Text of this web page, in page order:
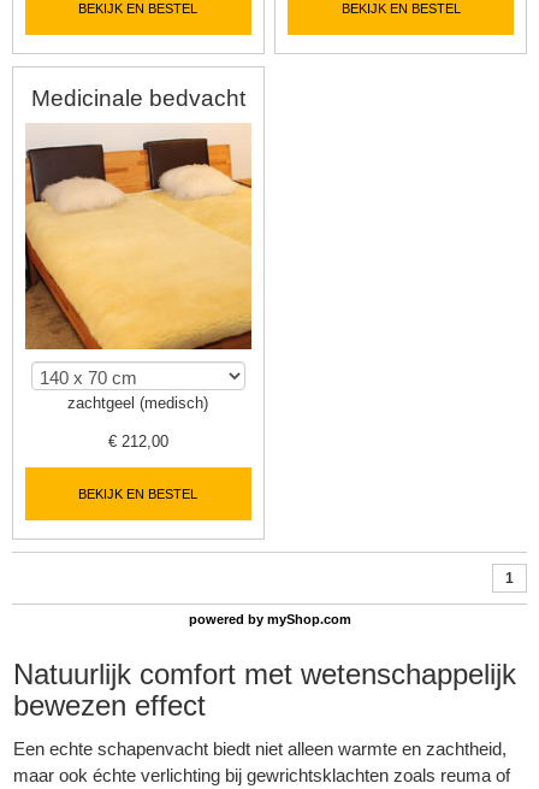
BEKIJK EN BESTEL BEKIJK EN BESTEL
Medicinale bedvacht
zachtgeel (medisch)
€ 212,00
BEKIJK EN BESTEL
1
powered by myShop.com
Natuurlijk comfort met wetenschappelijk
bewezen effect
Een echte schapenvacht biedt niet alleen warmte en zachtheid,
maar ook échte verlichting bij gewrichtsklachten zoals reuma of